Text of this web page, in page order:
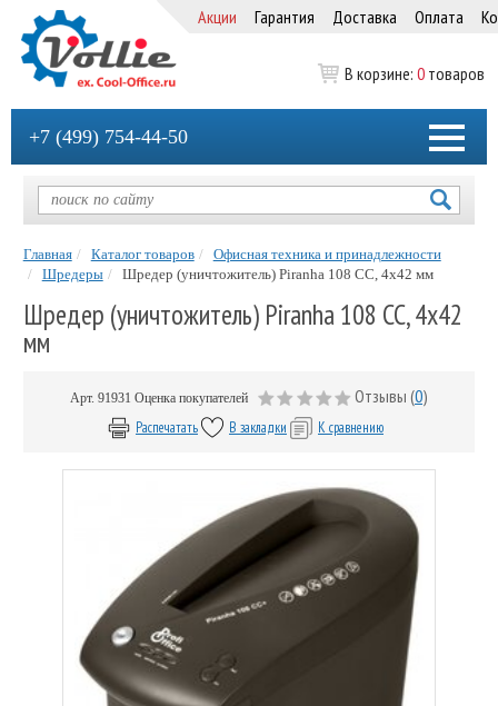
Акции Гарантия Доставка Оплата
В корзине: 0 товаров
+7 (499) 754-44-50
Главная Каталог товаров
Офисная техника и принадлежности
Шредеры
Шредер (уничтожитель) Piranha 108 СС, 4х42 мм
Шредер (уничтожитель) Piranha 108 СС, 4х42
мм
Арт. 91931 Оценка покупателей Отзывы (0)
Распечатать В закладки К сравнению